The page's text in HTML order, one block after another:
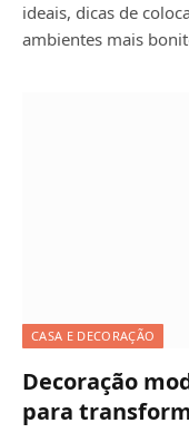
ideais, dicas de
ambientes mais
CASA E DECORAÇÃO
Decoração
para